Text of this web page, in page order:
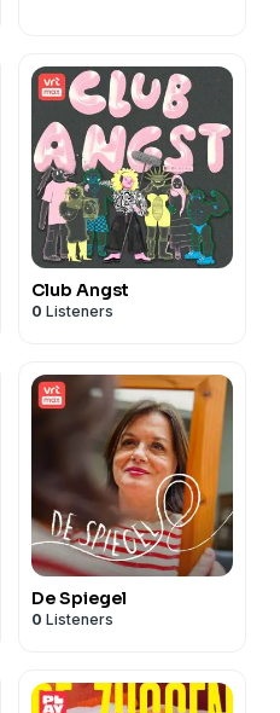
Club Angst
0 Listeners
De Spiegel
0 Listeners